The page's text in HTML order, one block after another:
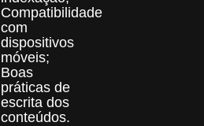
Compatibilidade
com
dispositivos
móveis;
Boas
práticas de
escrita dos
conteúdos.